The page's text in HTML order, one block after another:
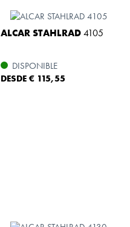
ALCAR STAHLRAD4105
DISPONIBLE
DESDE € 115,55